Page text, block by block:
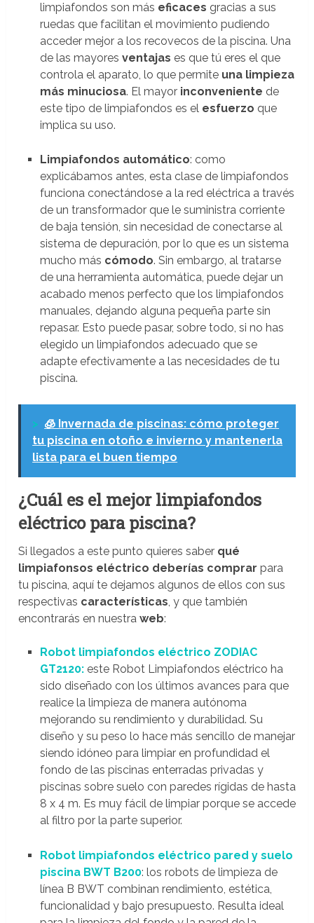
limpiafondos son más eficaces gracias a sus
ruedas que facilitan el movimiento pudiendo
acceder mejor a los recovecos de la piscina. Una
de las mayores ventajas es que tú eres el que
controla el aparato, lo que permite una limpieza
más minuciosa. El mayor inconveniente de
este tipo de limpiafondos es el esfuerzo que
implica su uso.
Limpiafondos automático: como
explicábamos antes, esta clase de limpiafondos
funciona conectándose a la red eléctrica a través
de un transformador que le suministra corriente
de baja tensión, sin necesidad de conectarse al
sistema de depuración, por lo que es un sistema
mucho más cómodo. Sin embargo, al tratarse
de una herramienta automática, puede dejar un
acabado menos perfecto que los limpiafondos
manuales, dejando alguna pequeña parte sin
repasar. Esto puede pasar, sobre todo, si no has
elegido un limpiafondos adecuado que se
adapte efectivamente a las necesidades de tu
piscina.
> 🧊 Invernada de piscinas: cómo proteger
tu piscina en otoño e invierno y mantenerla
lista para el buen tiempo
¿Cuál es el mejor limpiafondos
eléctrico para piscina?
Si llegados a este punto quieres saber qué
limpiafonsos eléctrico deberías comprar para
tu piscina, aquí te dejamos algunos de ellos con sus
respectivas características, y que también
encontrarás en nuestraweb:
Robot limpiafondos eléctrico ZODIAC
GT2120:este Robot Limpiafondos eléctrico ha
sido diseñado con los últimos avances para que
realice la limpieza de manera autónoma
mejorando su rendimiento y durabilidad. Su
diseño y su peso lo hace más sencillo de manejar
siendo idóneo para limpiar en profundidad el
fondo de las piscinas enterradas privadas y
piscinas sobre suelo con paredes rígidas de hasta
8 x 4 m. Es muy fácil de limpiar porque se accede
al filtro por la parte superior.
Robot limpiafondos eléctrico pared y suelo
piscina BWT B200: los robots de limpieza de
línea B BWT combinan rendimiento, estética,
funcionalidad y bajo presupuesto. Resulta ideal